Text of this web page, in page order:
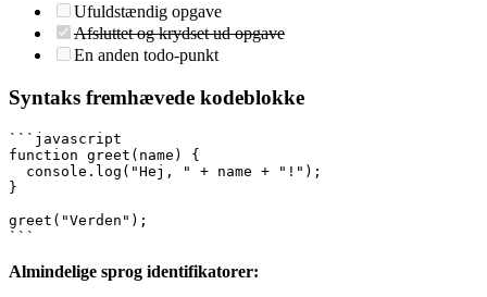
Ufuldstændig opgave
Afsluttet og krydset ud opgave
En anden todo-punkt
Syntaks fremhævede kodeblokke
```javascript
function greet(name) {
  console.log("Hej, " + name + "!");
}
greet("Verden");
```
Almindelige sprog identifikatorer: